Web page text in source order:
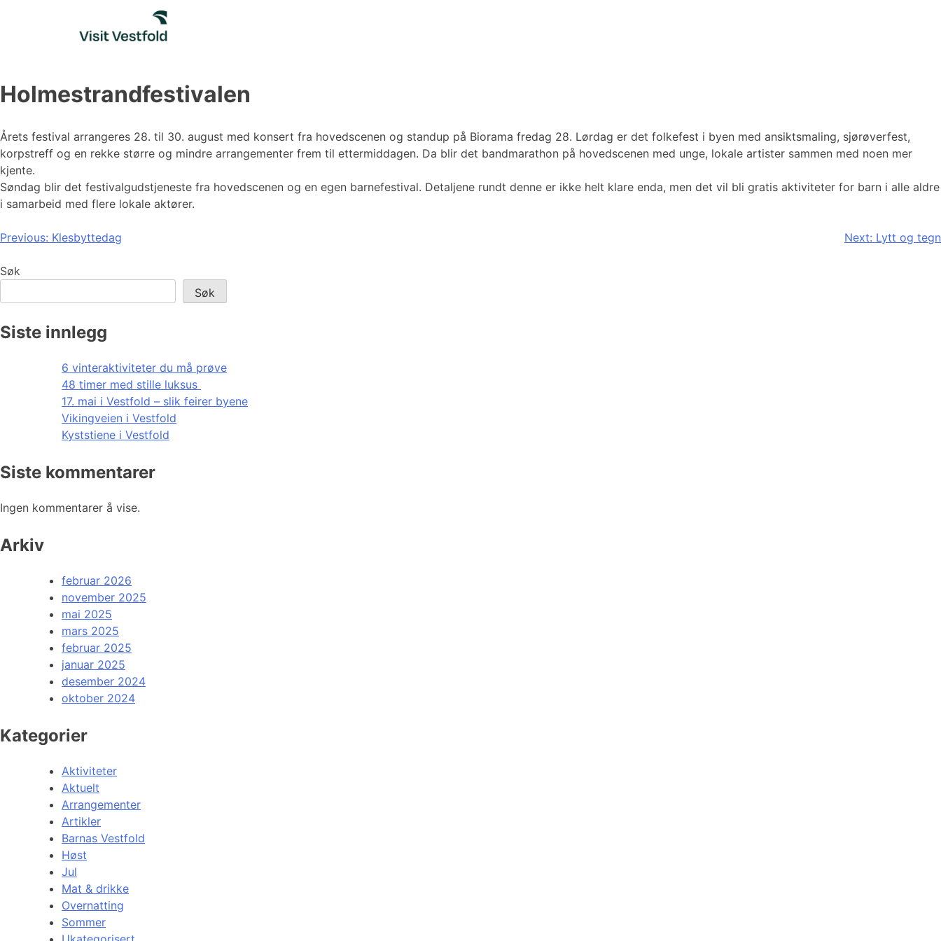
Holmestrandfestivalen
Årets festival arrangeres 28. til 30. august med konsert fra hovedscenen og standup på Biorama fredag 28. Lørdag er det folkefest i byen med ansiktsmaling, sjørøverfest,
korpstreff og en rekke større og mindre arrangementer frem til ettermiddagen. Da blir det bandmarathon på hovedscenen med unge, lokale artister sammen med noen mer
kjente.
Søndag blir det festivalgudstjeneste fra hovedscenen og en egen barnefestival. Detaljene rundt denne er ikke helt klare enda, men det vil bli gratis aktiviteter for barn i alle aldre
i samarbeid med flere lokale aktører.
Innleggsnavigasjon
Previous: Klesbyttedag Next: Lytt og tegn
Søk
Søk
Siste innlegg
6 vinteraktiviteter du må prøve
48 timer med stille luksus
17. mai i Vestfold – slik feirer byene
Vikingveien i Vestfold
Kyststiene i Vestfold
Siste kommentarer
Ingen kommentarer å vise.
Arkiv
februar 2026
november 2025
mai 2025
mars 2025
februar 2025
januar 2025
desember 2024
oktober 2024
Kategorier
Aktiviteter
Aktuelt
Arrangementer
Artikler
Barnas Vestfold
Høst
Jul
Mat & drikke
Overnatting
Sommer